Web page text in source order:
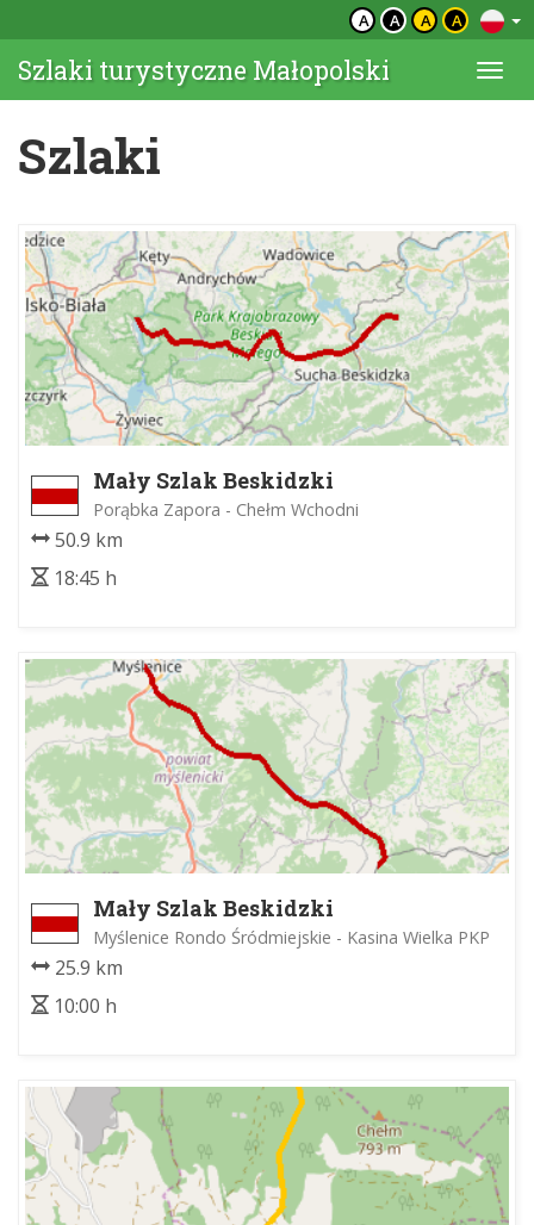
A A A A
Szlaki turystyczne Małopolski
Szlaki
Mały Szlak Beskidzki
Porąbka Zapora - Chełm Wchodni
50.9 km
18:45 h
Mały Szlak Beskidzki
Myślenice Rondo Śródmiejskie - Kasina Wielka PKP
25.9 km
10:00 h